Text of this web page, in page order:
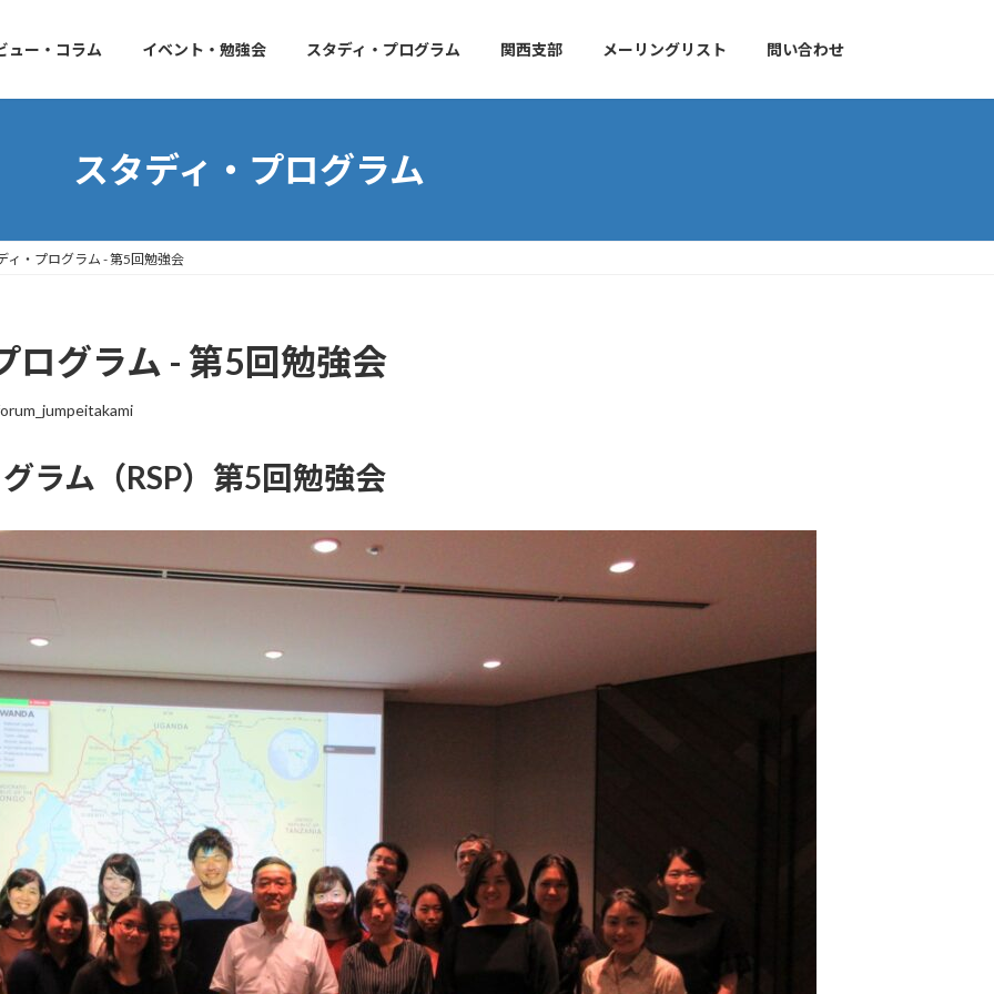
ュー・コラム イベント・勉強会 スタディ・プログラム 関西支部 メーリングリスト 問い合わせ
スタディ・プログラム
ィ・プログラム - 第5回勉強会
ログラム - 第5回勉強会
ラム（RSP）第5回勉強会